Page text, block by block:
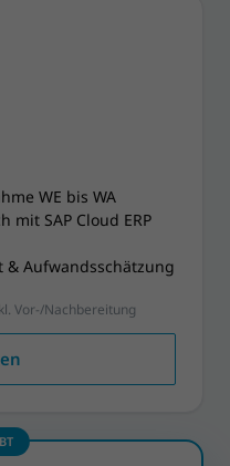
WE bis WA
mit SAP Cloud ERP
& Aufwandsschätzung
Vor-/Nachbereitung